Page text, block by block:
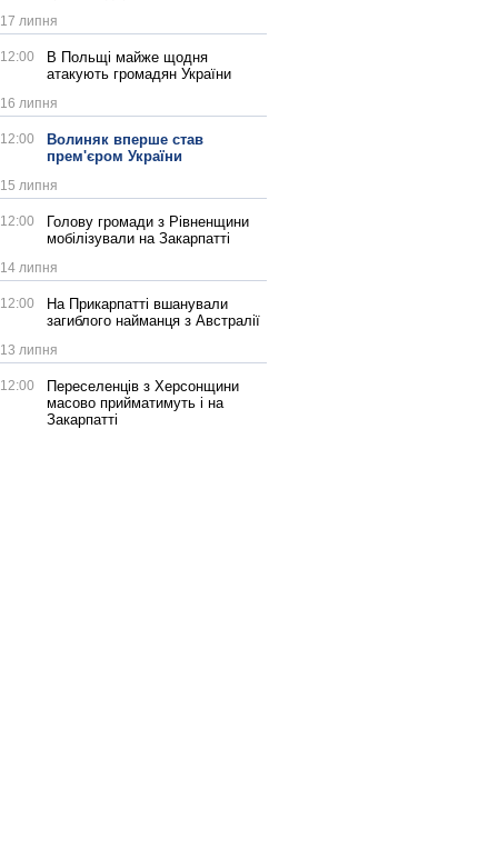
17 липня
12:00
В Польщі майже щодня
атакують громадян України
16 липня
12:00
Волиняк вперше став
прем'єром України
15 липня
12:00
Голову громади з Рівненщини
мобілізували на Закарпатті
14 липня
12:00
На Прикарпатті вшанували
загиблого найманця з Австралії
13 липня
12:00
Переселенців з Херсонщини
масово прийматимуть і на
Закарпатті